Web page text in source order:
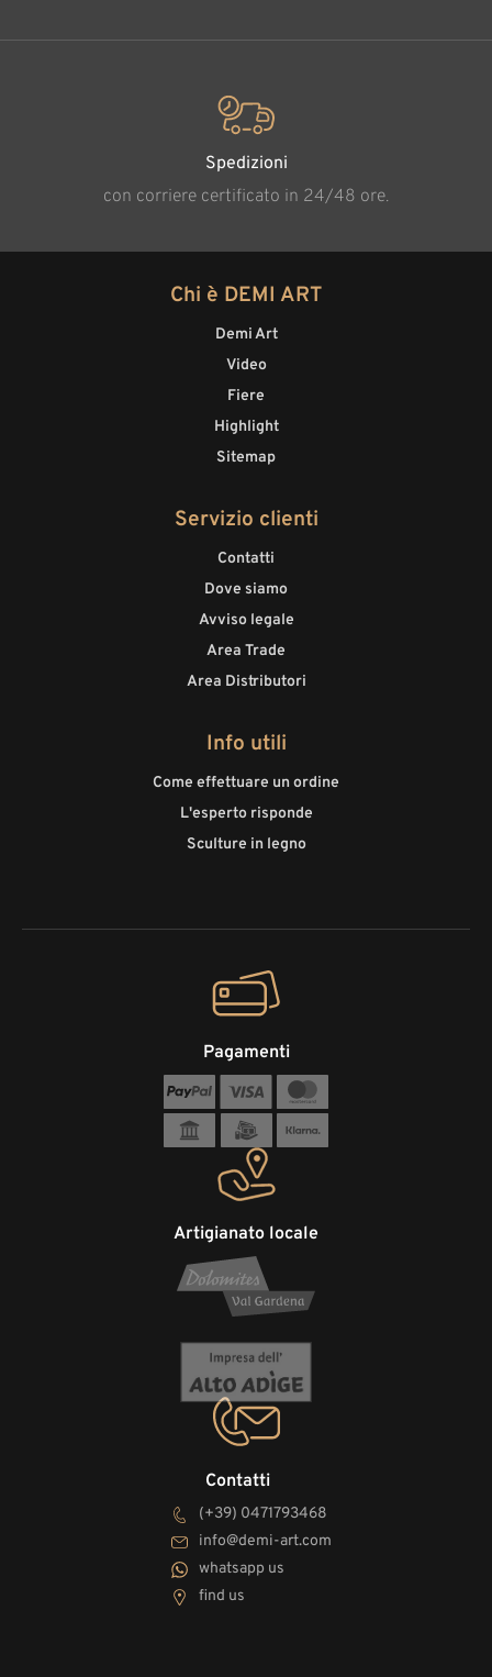
Spedizioni
con corriere certificato in 24/48 ore.
Chi è DEMI ART
Demi Art
Video
Fiere
Highlight
Sitemap
Servizio clienti
Contatti
Dove siamo
Avviso legale
Area Trade
Area Distributori
Info utili
Come effettuare un ordine
L'esperto risponde
Sculture in legno
Contatti
(+39) 0471793468
info@demi-art.com
whatsapp us
find us
Artigianato locale
Pagamenti